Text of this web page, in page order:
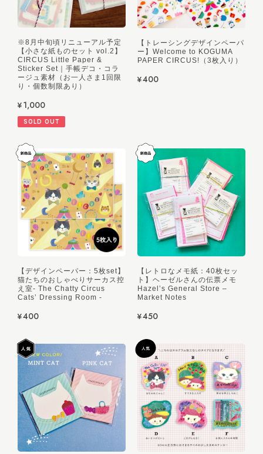
※8月中旬頃リニューアル予定
【小さな紙ものセット vol.2】
CIRCUS Little Paper &
Sticker Set｜手帳デコ・コラ
ージュ素材（お一人さま1回限
り・個数制限あり）
¥1,000
SOLD OUT
【トレーシングデザインペーパ
ー】Welcome to KOGUMA
PAPER CIRCUS!（3枚入り）
¥400
【デザインペーパー：5枚set】
猫たちのおしゃべりサーカス控
え室- The Chatty Circus
Cats’ Dressing Room -
¥400
【レトロなメモ紙：40枚セッ
ト】ヘーゼルさんの伝票メモ
Hazel’s General Store –
Market Notes
¥450